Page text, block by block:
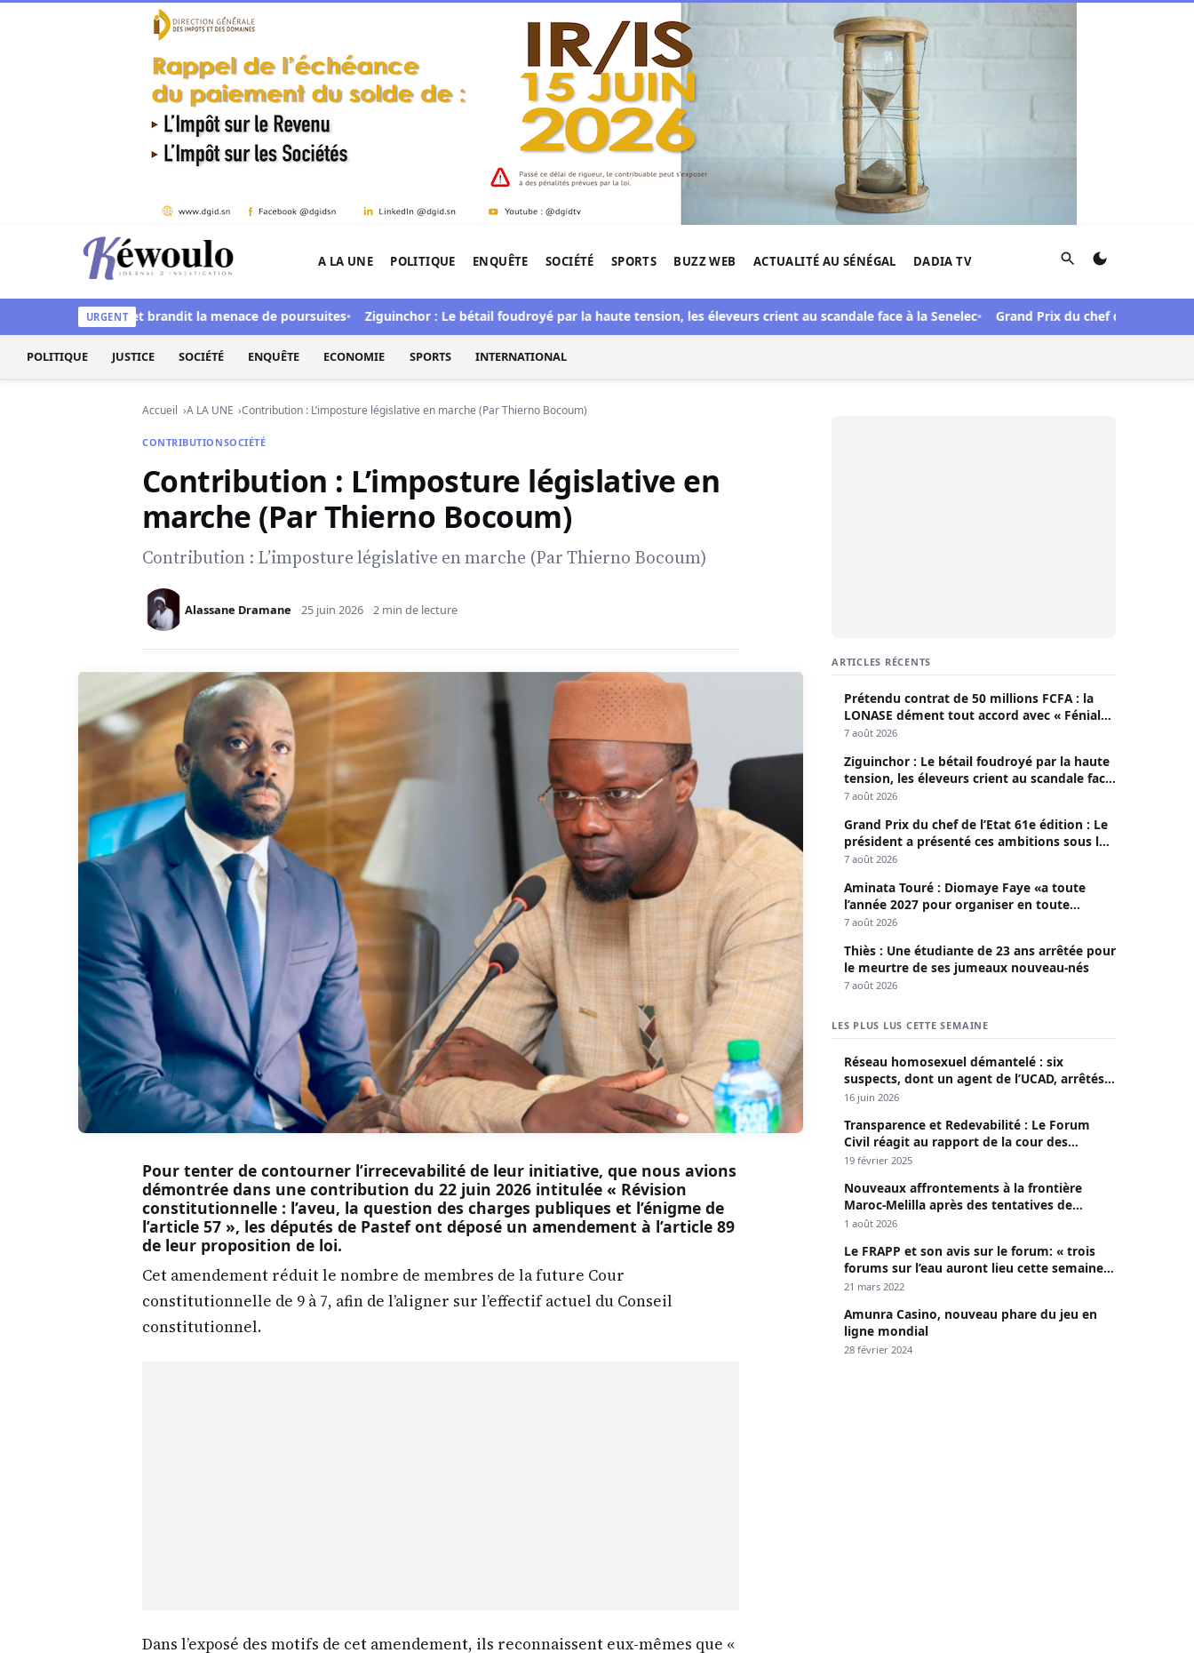
Aller au contenu
Kéwoulo, le premier site d'information et d'investigation de l'Afrique.
A LA UNE POLITIQUE ENQUÊTE SOCIÉTÉ SPORTS BUZZ WEB ACTUALITÉ AU SÉNÉGAL DADIA TV Rechercher
URGENT
Digital » et brandit la menace de poursuites Ziguinchor : Le bétail foudroyé par la haute tension, les éleveurs crient au scandale face à la Senelec Grand Prix du chef de l’Etat 61e
POLITIQUE JUSTICE SOCIÉTÉ ENQUÊTE ECONOMIE SPORTS INTERNATIONAL
Accueil A LA UNE Contribution : L’imposture législative en marche (Par Thierno Bocoum)
CONTRIBUTIONSOCIÉTÉ
Contribution : L’imposture législative en
marche (Par Thierno Bocoum)
Contribution : L’imposture législative en marche (Par Thierno Bocoum)
Alassane Dramane 25 juin 2026 2 min de lecture
Pour tenter de contourner l’irrecevabilité de leur initiative, que nous avions
démontrée dans une contribution du 22 juin 2026 intitulée « Révision
constitutionnelle : l’aveu, la question des charges publiques et l’énigme de
l’article 57 », les députés de Pastef ont déposé un amendement à l’article 89
de leur proposition de loi.
Cet amendement réduit le nombre de membres de la future Cour
constitutionnelle de 9 à 7, afin de l’aligner sur l’effectif actuel du Conseil
constitutionnel.
Dans l’exposé des motifs de cet amendement, ils reconnaissent eux-mêmes que «
ARTICLES RÉCENTS
Prétendu contrat de 50 millions FCFA : la
LONASE dément tout accord avec « Fénial
Digital » et brandit la menace de poursuites
7 août 2026
Ziguinchor : Le bétail foudroyé par la haute
tension, les éleveurs crient au scandale face
à la Senelec
7 août 2026
Grand Prix du chef de l’Etat 61e édition : Le
président a présenté ces ambitions sous le
thème du fair-play
7 août 2026
Aminata Touré : Diomaye Faye «a toute
l’année 2027 pour organiser en toute
légalité» les élections locales
7 août 2026
Thiès : Une étudiante de 23 ans arrêtée pour
le meurtre de ses jumeaux nouveau-nés
7 août 2026
LES PLUS LUS CETTE SEMAINE
Réseau homosexuel démantelé : six
suspects, dont un agent de l’UCAD, arrêtés à
Keur Massar ; l’un avoue avoir propagé le
16 juin 2026
Transparence et Redevabilité : Le Forum
Civil réagit au rapport de la cour des
comptes
19 février 2025
Nouveaux affrontements à la frontière
Maroc-Melilla après des tentatives de
passage
1 août 2026
Le FRAPP et son avis sur le forum: « trois
forums sur l’eau auront lieu cette semaine à
Dakar »
21 mars 2022
Amunra Casino, nouveau phare du jeu en
ligne mondial
28 février 2024